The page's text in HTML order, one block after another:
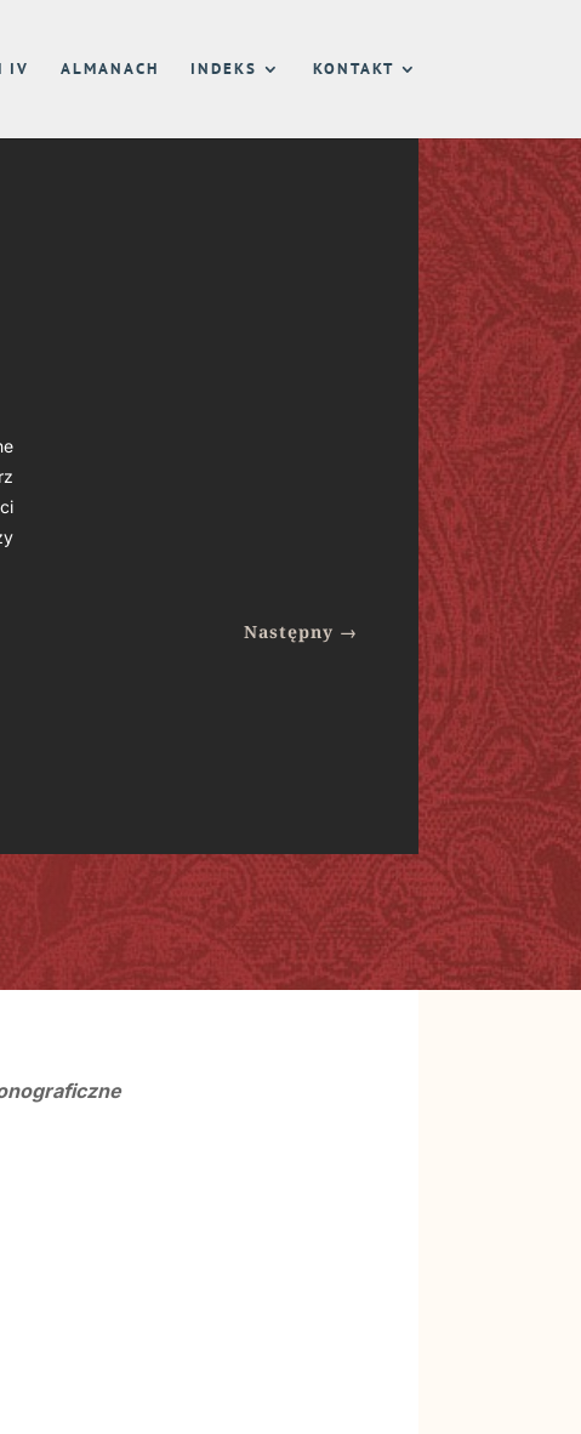
IV ALMANACH INDEKS KONTAKT
Następny →